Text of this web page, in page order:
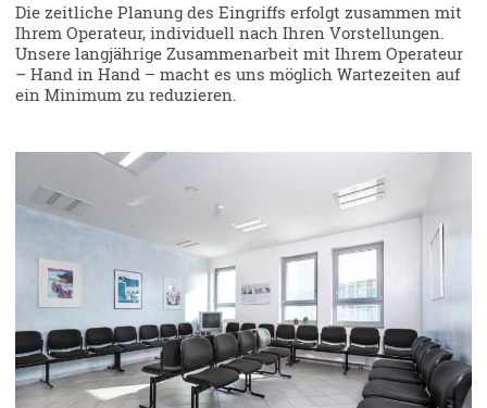
Die zeitliche Planung des Eingriffs erfolgt zusammen mit
Ihrem Operateur, individuell nach Ihren Vorstellungen.
Unsere langjährige Zusammenarbeit mit Ihrem Operateur
– Hand in Hand – macht es uns möglich Wartezeiten auf
ein Minimum zu reduzieren.